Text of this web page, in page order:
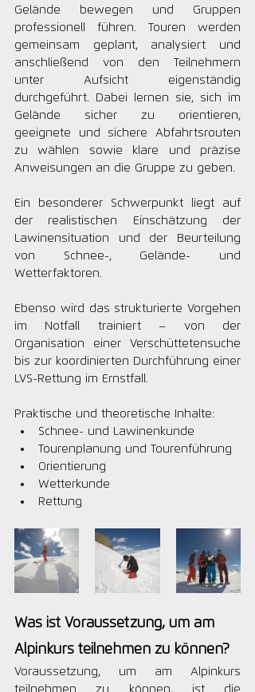
Gelände bewegen und Gruppen
professionell führen. Touren werden
gemeinsam geplant, analysiert und
anschließend von den Teilnehmern
unter Aufsicht eigenständig
durchgeführt. Dabei lernen sie, sich im
Gelände sicher zu orientieren,
geeignete und sichere Abfahrtsrouten
zu wählen sowie klare und präzise
Anweisungen an die Gruppe zu geben.
Ein besonderer Schwerpunkt liegt auf
der realistischen Einschätzung der
Lawinensituation und der Beurteilung
von Schnee-, Gelände- und
Wetterfaktoren.
Ebenso wird das strukturierte Vorgehen
im Notfall trainiert – von der
Organisation einer Verschüttetensuche
bis zur koordinierten Durchführung einer
LVS-Rettung im Ernstfall.
Praktische und theoretische Inhalte:
Schnee- und Lawinenkunde
Tourenplanung und Tourenführung
Orientierung
Wetterkunde
Rettung
Was ist Voraussetzung, um am
Alpinkurs teilnehmen zu können?
Voraussetzung, um am Alpinkurs
teilnehmen zu können, ist die